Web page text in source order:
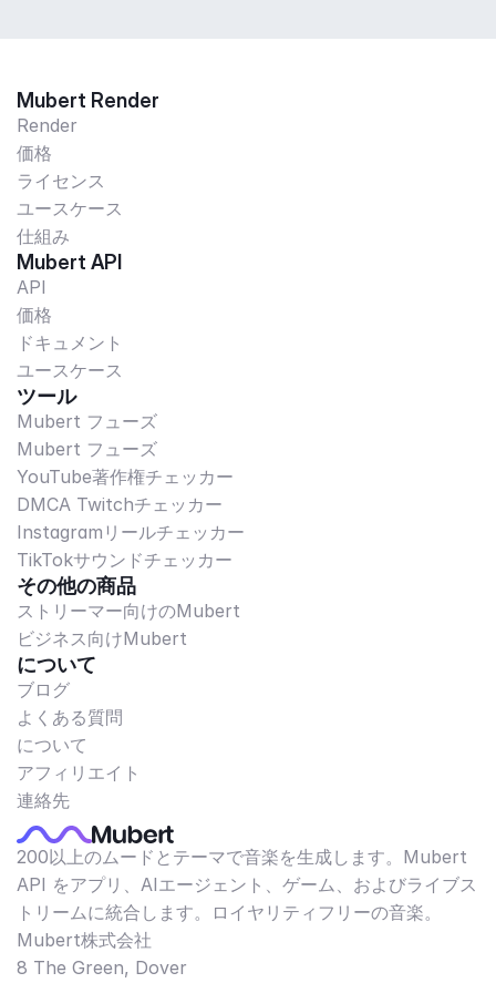
Mubert Render
Render
価格
ライセンス
ユースケース
仕組み
Mubert API
API
価格
ドキュメント
ユースケース
ツール
Mubert フューズ
Mubert フューズ
YouTube著作権チェッカー
DMCA Twitchチェッカー
Instagramリールチェッカー
TikTokサウンドチェッカー
その他の商品
ストリーマー向けのMubert
ビジネス向けMubert
について
ブログ
よくある質問
について
アフィリエイト
連絡先
200以上のムードとテーマで音楽を生成します。Mubert
API をアプリ、AIエージェント、ゲーム、およびライブス
トリームに統合します。ロイヤリティフリーの音楽。
Mubert株式会社
8 The Green, Dover